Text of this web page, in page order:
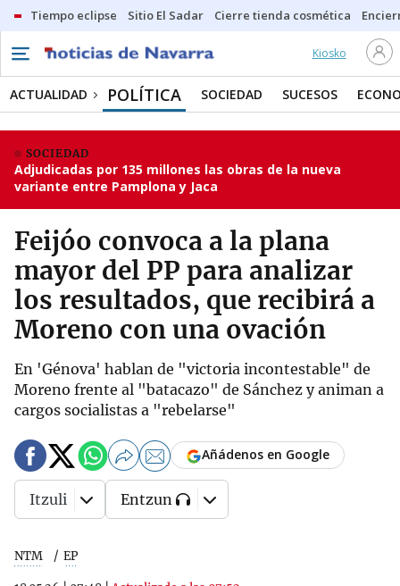
Tiempo eclipse Sitio El Sadar Cierre tienda cosmética
Kiosko
ACTUALIDAD POLÍTICA SOCIEDAD SUCESOS
SOCIEDAD
Adjudicadas por 135 millones las obras de la nueva
variante entre Pamplona y Jaca
Feijóo convoca a la plana
mayor del PP para analizar
los resultados, que recibirá a
Moreno con una ovación
En 'Génova' hablan de "victoria incontestable" de
Moreno frente al "batacazo" de Sánchez y animan a
cargos socialistas a "rebelarse"
NTM EP
Añádenos en Google
Itzuli Entzun